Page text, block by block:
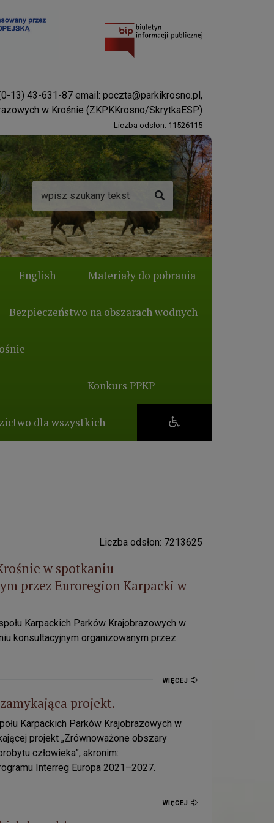
13) 43-631-87 email: poczta@parkikrosno.pl,
w Krośnie (ZKPKKrosno/SkrytkaESP)
Liczba odsłon: 11526115
Wyszukiwarka
English Materiały do pobrania
Bezpieczeństwo na obszarach wodnych
Konkurs PPKP
dla wszystkich
Liczba odsłon: 7213625
przez Euroregion Karpacki w Medzilaborcach.
w spotkaniu
przez Euroregion Karpacki w
Karpackich Parków Krajobrazowych w
konsultacyjnym organizowanym przez
WIĘCEJ
projekt.
Karpackich Parków Krajobrazowych w
projekt „Zrównoważone obszary
człowieka”, akronim:
Interreg Europa 2021–2027.
WIĘCEJ